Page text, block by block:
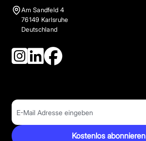
Am Sandfeld 4
76149 Karlsruhe
Deutschland
Kostenlos abonnieren